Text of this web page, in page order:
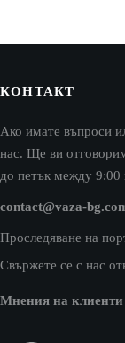
КОНТАКТ
Ако имате въпроси
нас. Ще ви
до петък между 9:00
contact@vaza-
Проследяване на
Свържете се с нас
Мнения на клиенти